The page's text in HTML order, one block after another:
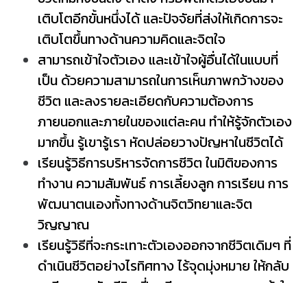
เติบโตอีกขั้นหนึ่งได้ และปัจจัยที่ส่งให้เกิดการจะ
เติบโตขึ้นทางด้านความคิดและจิตใจ
สามารถเข้าใจตัวเอง และเข้าใจผู้อื่นได้ในแบบที่
เป็น ด้วยความสามารถในการเห็นภาพกว้างของ
ชีวิต และลงรายละเอียดกับความต้องการ
ภายนอกและภายในของแต่ละคน ทำให้รู้จักตัวเอง
มากขึ้น รู้เขารู้เรา หัดปล่อยวางปัญหาในชีวิตได้
เรียนรู้วิธีการบริหารจัดการชีวิต ในมิติของการ
ทำงาน ความสัมพันธ์ การเลี้ยงลูก การเรียน การ
พัฒนาตนเองทั้งทางด้านจิตวิทยาและจิต
วิญญาณ
เรียนรู้วิธีที่จะกระเทาะตัวเองออกจากชีวิตเดิมๆ ที่
ดำเนินชีวิตอย่างไรทิศทาง ไร้จุดมุ่งหมาย ให้กลับ